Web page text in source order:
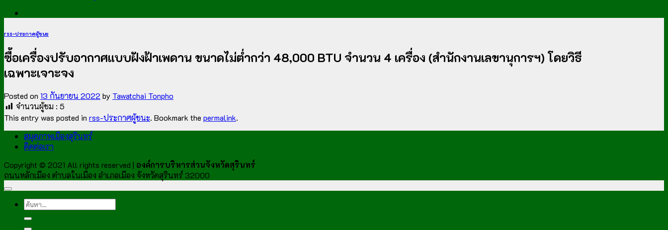
rss-ประกาศผู้ชนะ
ซื้อเครื่องปรับอากาศแบบฝังฝ้าเพดาน ขนาดไม่ต่ำกว่า 48,000 BTU จำนวน 4 เครื่อง (สำนักงานเลขานุการฯ) โดยวิธี
เฉพาะเจาะจง
Posted on 13 กันยายน 2022 by Tawatchai Tonpho
จำนวนผู้ชม : 5
This entry was posted in rss-ประกาศผู้ชนะ. Bookmark the permalink.
สมุดภาพเมืองสุรินทร์
ติดต่อเรา
Copyright © 2021 All rights reserved | องค์การบริหารส่วนจังหวัดสุรินทร์
ถนนหลักเมือง ตำบลในเมือง อำเภอเมือง จังหวัดสุรินทร์ 32000